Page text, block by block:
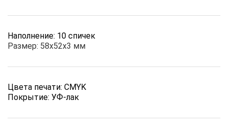
Наполнение: 10 спичек
Размер: 58х52х3 мм
Цвета печати: CMYK
Покрытие: УФ-лак